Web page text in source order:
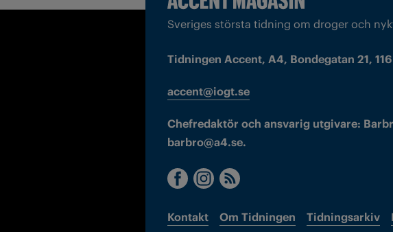
Sveriges största tidning om droger och
Tidningen Accent, A4, Bondegatan 21,
accent@iogt.se
Chefredaktör och ansvarig utgivare:
barbro@a4.se.
Kontakt Om Tidningen Tidningsarkiv